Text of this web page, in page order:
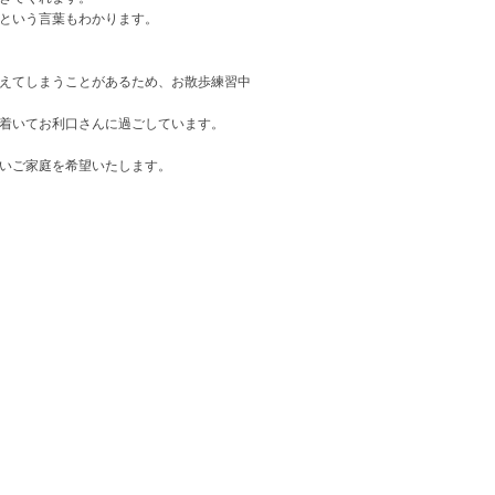
いう言葉もわかります。
てしまうことがあるため、お散歩練習中
いてお利口さんに過ごしています。
ご家庭を希望いたします。